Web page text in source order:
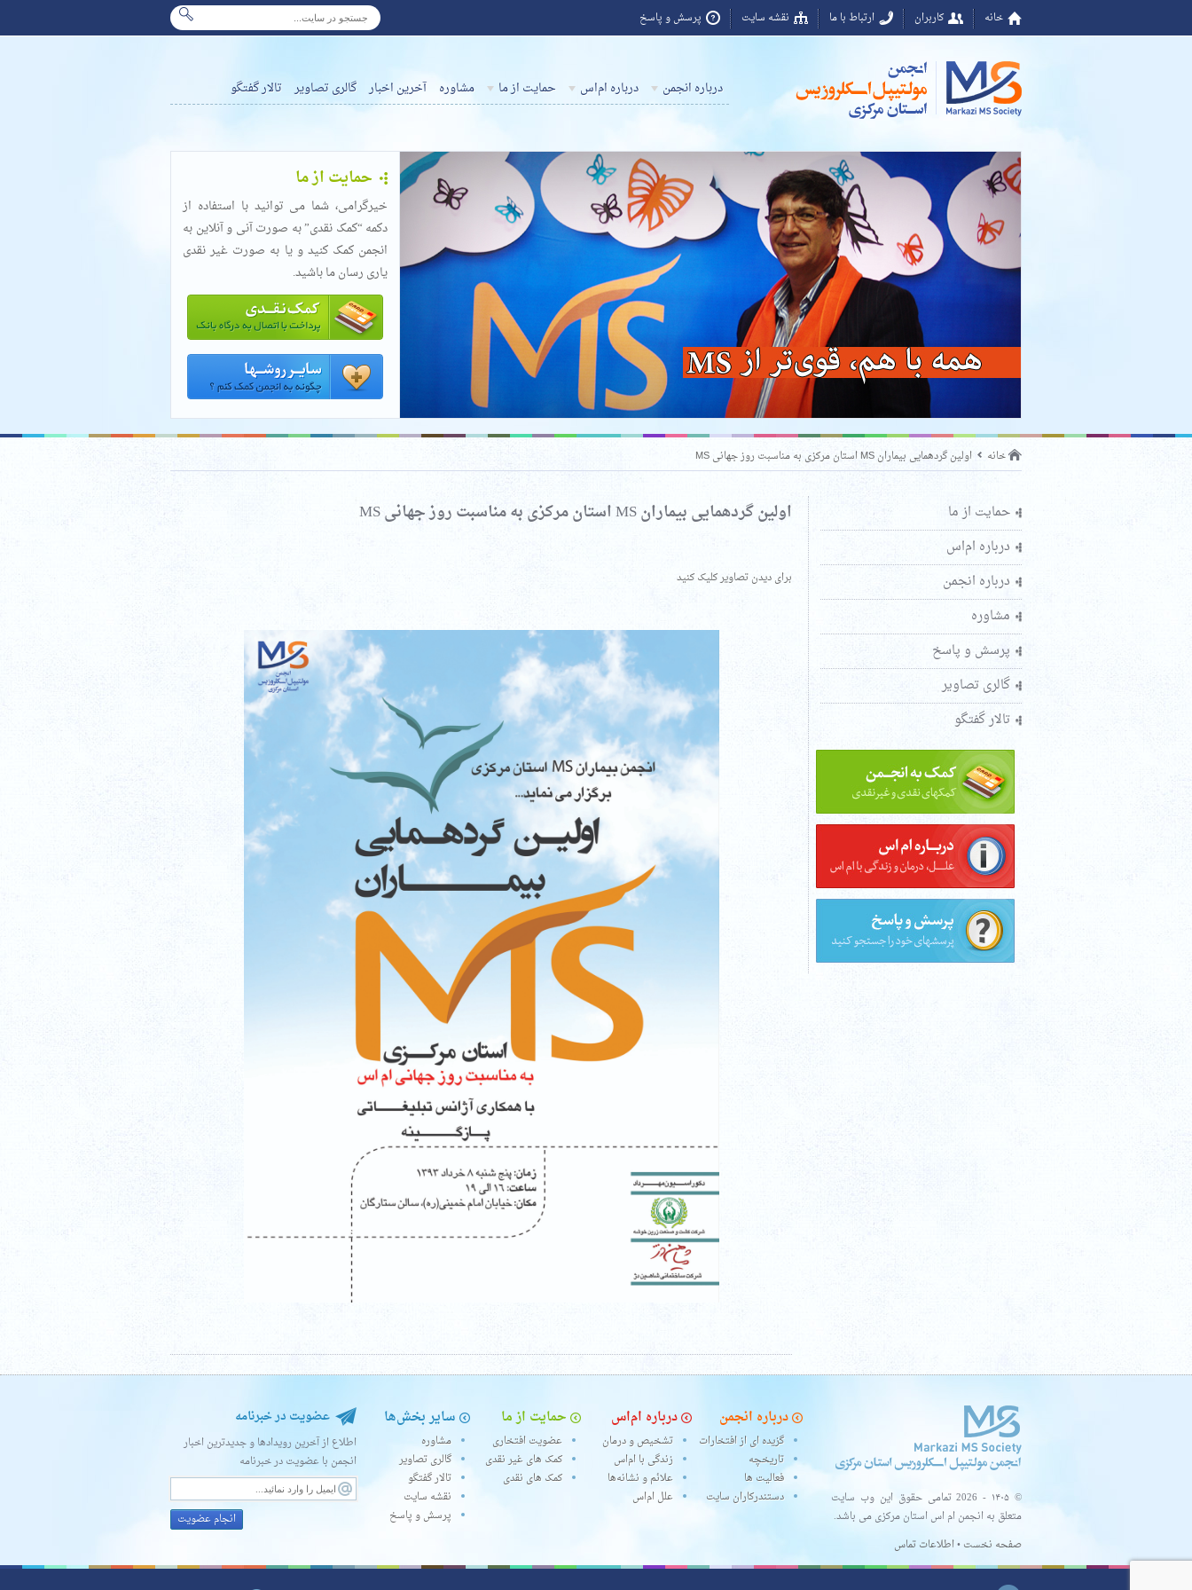
خانه کاربران ارتباط با ما نقشه سایت پرسش و پاسخ
درباره انجمن درباره ام‌اس حمایت از ما مشاوره آخرین اخبار گالری تصاویر تالار گفتگو
حمایت از ما
خیرگرامی، شما می توانید با استفاده از
دکمه “کمک نقدی” به صورت آنی و آنلاین به
انجمن کمک کنید و یا به صورت غیر نقدی
یاری رسان ما باشید.
خانه اولین گردهمایی بیماران MS استان مرکزی به مناسبت روز جهانی MS
حمایت از ما
درباره ام‌اس
درباره انجمن
مشاوره
پرسش و پاسخ
گالری تصاویر
تالار گفتگو
اولین گردهمایی بیماران MS استان مرکزی به مناسبت روز جهانی MS
برای دیدن تصاویر کلیک کنید
© ۱۴۰۵ - 2026 تمامی حقوق این وب سایت
متعلق به انجمن ام اس استان مرکزی می باشد.
صفحه نخست•اطلاعات تماس
درباره انجمن
گزیده ای از افتخارات
تاریخچه
فعالیت ها
دستندرکاران سایت
درباره ام‌اس
تشخیص و درمان
زندگی با ام‌اس
علائم و نشانه‌ها
علل ام‌اس
حمایت از ما
عضویت افتخاری
کمک های غیر نقدی
کمک های نقدی
سایر بخش‌ها
مشاوره
گالری تصاویر
تالار گفتگو
نقشه سایت
پرسش و پاسخ
عضویت در خبرنامه
اطلاع از آخرین رویدادها و جدیدترین اخبار
انجمن با عضویت در خبرنامه
انجام عضویت